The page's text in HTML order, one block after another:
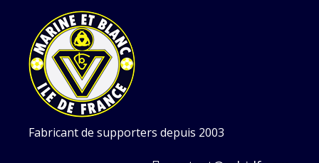
content
Fabricant de supporters depuis 2003